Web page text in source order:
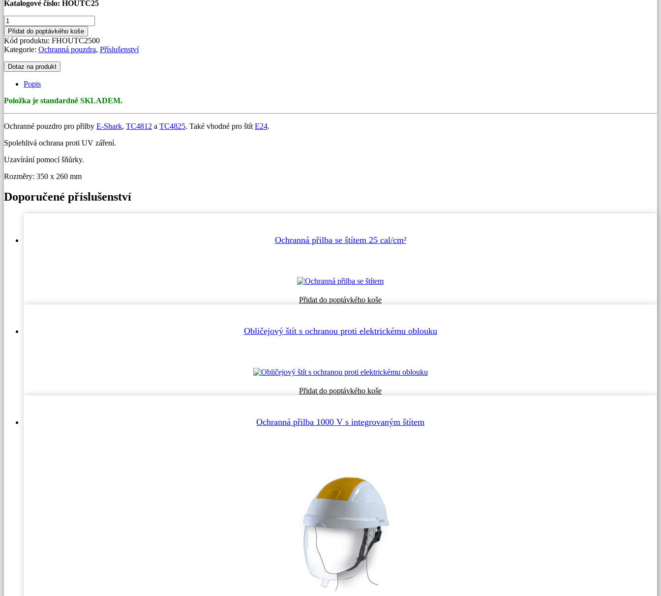
Katalogové číslo: HOUTC25
Ochranné
pouzdro
pro
přilbu/
štít
množství
Přidat do poptávkého koše
Kód produktu: FHOUTC2500
Kategorie: Ochranná pouzdra, Příslušenství
Dotaz na produkt
Popis
Položka je standardně SKLADEM.
Ochranné pouzdro pro přilby E-Shark, TC4812 a TC4825. Také vhodné pro štít E24.
Spolehlivá ochrana proti UV záření.
Uzavírání pomocí šňůrky.
Rozměry: 350 x 260 mm
Doporučené příslušenství
Ochranná přilba se štítem 25 cal/cm²
Přidat do poptávkého koše
Obličejový štít s ochranou proti elektrickému oblouku
Přidat do poptávkého koše
Ochranná přilba 1000 V s integrovaným štítem